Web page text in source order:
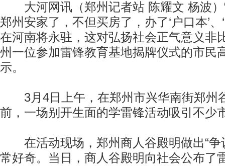
大河网讯（郑州记者站 陈耀文 杨波）
郑州安家了，不但买房了，办了‘户口本’、
在河南将永驻，这对弘扬社会正气意义非
州一位参加雷锋教育基地揭牌仪式的市民
示。
3月4日上午，在郑州市兴华南街郑州
前，一场别开生面的学雷锋活动吸引不少
在活动现场，郑州商人谷殿明做出“争
常好奇。当日，商人谷殿明向社会公布了